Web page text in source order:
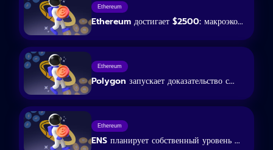
Ethereum
Ethereum достигает $2500: макроэко...
Ethereum
Polygon запускает доказательство с...
Ethereum
ENS планирует собственный уровень ...